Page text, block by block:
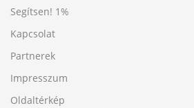
Segítsen! 1%
Kapcsolat
Partnerek
Impresszum
Oldaltérkép